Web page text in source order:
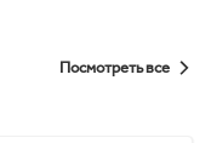
Посмотреть все